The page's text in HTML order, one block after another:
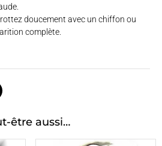
doucement avec un chiffon ou
complète.
être aussi…